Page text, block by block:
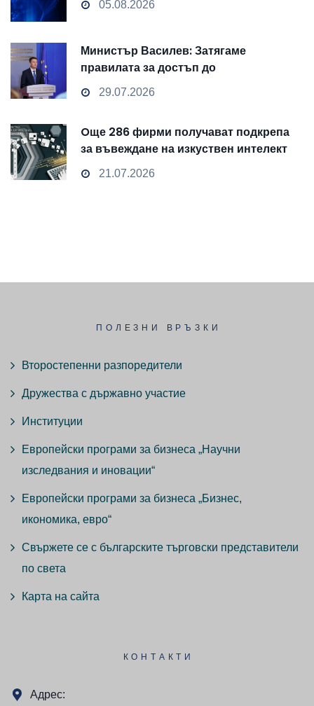
05.08.2026
Министър Василев: Затягаме
правилата за достъп до
чувствителни данни
29.07.2026
Oще 286 фирми получават подкрепа
за въвеждане на изкуствен интелект
и облачни технологии
21.07.2026
ПОЛЕЗНИ ВРЪЗКИ
Второстепенни разпоредители
Дружества с държавно участие
Институции
Европейски програми за бизнеса „Научни
изследвания и иновации“
Европейски програми за бизнеса „Бизнес,
икономика, евро“
Свържете се с българските търговски представители
по света
Карта на сайта
КОНТАКТИ
Адрес: